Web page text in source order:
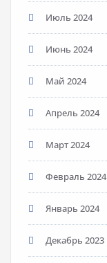
Июль 2024
Июнь 2024
Май 2024
Апрель 2024
Март 2024
Февраль 2024
Январь 2024
Декабрь 2023